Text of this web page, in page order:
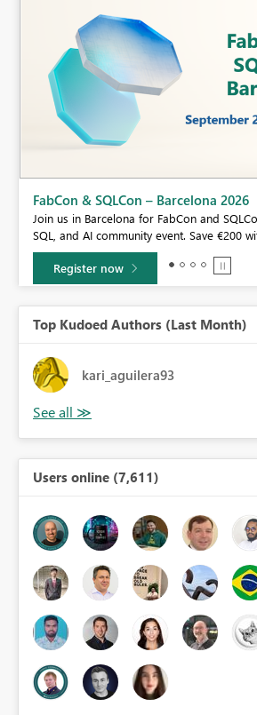
Power BI,
Fabric Community Sticker
If you love stickers, then you
community sticker challenge,
Learn more
Top Kudoed Authors (Last Month)
kari_aguilera93
Users online (7,611)